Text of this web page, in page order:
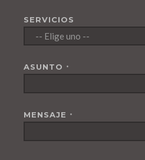
SERVICIOS
ASUNTO *
MENSAJE *